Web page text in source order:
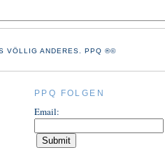
VÖLLIG ANDERES. PPQ ®©
PPQ FOLGEN
Email: